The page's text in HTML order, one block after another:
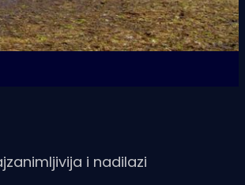
i nadilazi